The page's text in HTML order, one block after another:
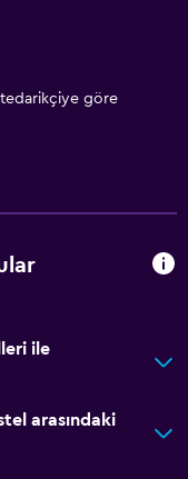
göre
ile
arasındaki